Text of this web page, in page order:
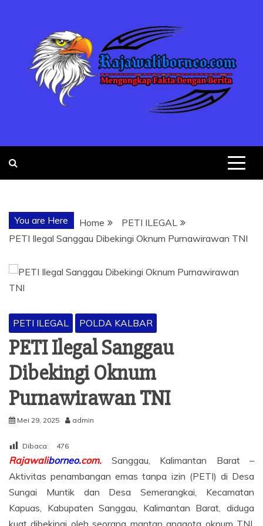
DENGAN
BERITA
You are Here Home
PETI ILEGAL
PETI Ilegal Sanggau Dibekingi Oknum Purnawirawan TNI
PETI ILEGAL POLDA KALBAR
PETI Ilegal Sanggau
Dibekingi Oknum
Purnawirawan TNI
Mei 29, 2025 admin
Dibaca: 476
Rajawaliborneo.com. Sanggau, Kalimantan Barat –
Aktivitas penambangan emas tanpa izin (PETI) di Desa
Sungai Muntik dan Desa Semerangkai, Kecamatan
Kapuas, Kabupaten Sanggau, Kalimantan Barat, diduga